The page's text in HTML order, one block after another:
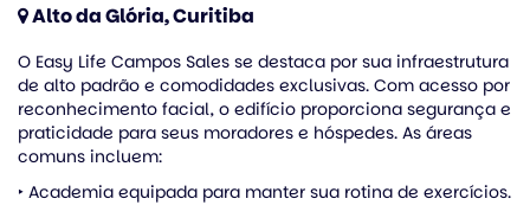
Alto da Glória, Curitiba
O Easy Life Campos Sales se destaca por sua infraestrutura
de alto padrão e comodidades exclusivas. Com acesso por
reconhecimento facial, o edifício proporciona segurança e
praticidade para seus moradores e hóspedes. As áreas
comuns incluem:
‣ Academia equipada para manter sua rotina de exercícios.